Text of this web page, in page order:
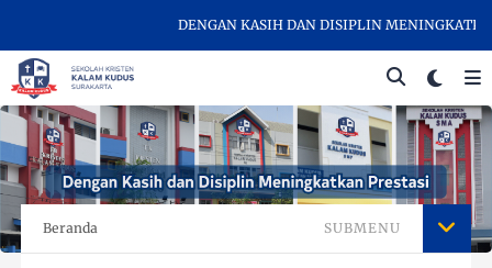
DENGAN KASIH DAN DISIPLIN MENINGKATKAN
Beranda SUBMENU